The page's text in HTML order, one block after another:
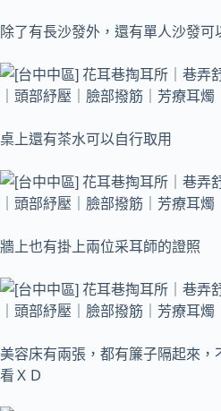
除了有長沙發外，還有單人沙發可
桌上還有茶水可以自行取用
牆上也有掛上兩位采耳師的證照
美容床有兩張，都有簾子隔起來，
看ＸＤ